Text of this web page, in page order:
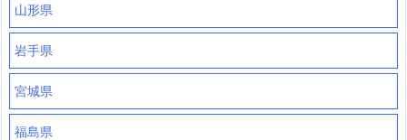
山形県
岩手県
宮城県
福島県